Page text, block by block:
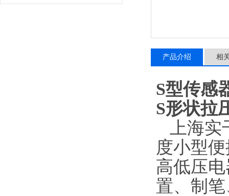
产品介绍 相
S型传感
S形状拉
上海实
度小型
高低压
置、制